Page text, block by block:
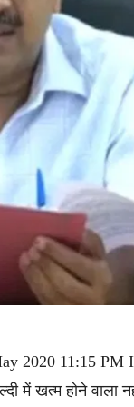
2020 11:15
में खत्म होने